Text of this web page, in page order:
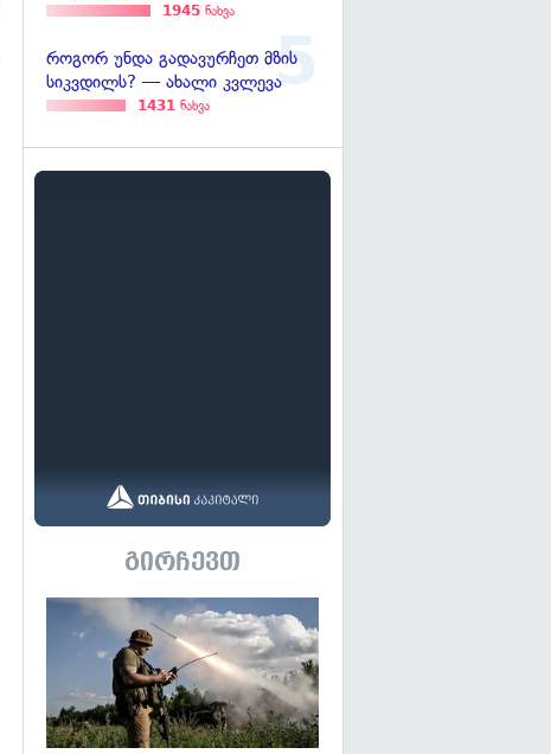
1945 ნახვა
როგორ უნდა გადავურჩეთ მზის
სიკვდილს? — ახალი კვლევა
1431 ნახვა
გირჩევთ